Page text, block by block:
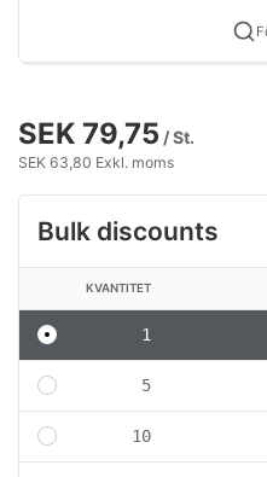
SEK 79,75 / St.
SEK 63,80 Exkl. moms
Bulk discounts
KVANTITET
1
5
10